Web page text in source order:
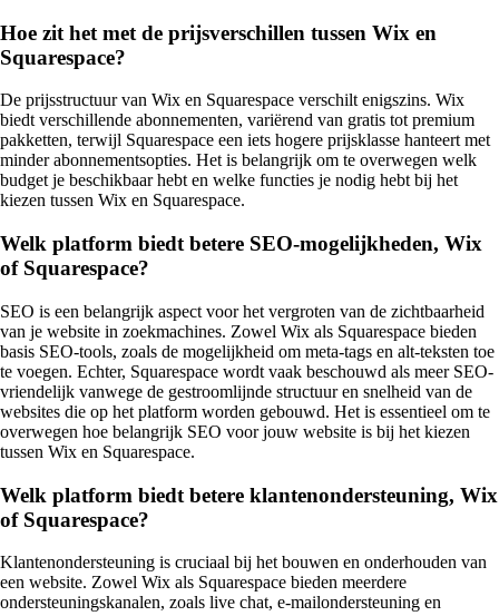
Hoe zit het met de prijsverschillen tussen Wix en
Squarespace?
De prijsstructuur van Wix en Squarespace verschilt enigszins. Wix
biedt verschillende abonnementen, variërend van gratis tot premium
pakketten, terwijl Squarespace een iets hogere prijsklasse hanteert met
minder abonnementsopties. Het is belangrijk om te overwegen welk
budget je beschikbaar hebt en welke functies je nodig hebt bij het
kiezen tussen Wix en Squarespace.
Welk platform biedt betere SEO-mogelijkheden, Wix
of Squarespace?
SEO is een belangrijk aspect voor het vergroten van de zichtbaarheid
van je website in zoekmachines. Zowel Wix als Squarespace bieden
basis SEO-tools, zoals de mogelijkheid om meta-tags en alt-teksten toe
te voegen. Echter, Squarespace wordt vaak beschouwd als meer SEO-
vriendelijk vanwege de gestroomlijnde structuur en snelheid van de
websites die op het platform worden gebouwd. Het is essentieel om te
overwegen hoe belangrijk SEO voor jouw website is bij het kiezen
tussen Wix en Squarespace.
Welk platform biedt betere klantenondersteuning, Wix
of Squarespace?
Klantenondersteuning is cruciaal bij het bouwen en onderhouden van
een website. Zowel Wix als Squarespace bieden meerdere
ondersteuningskanalen, zoals live chat, e-mailondersteuning en